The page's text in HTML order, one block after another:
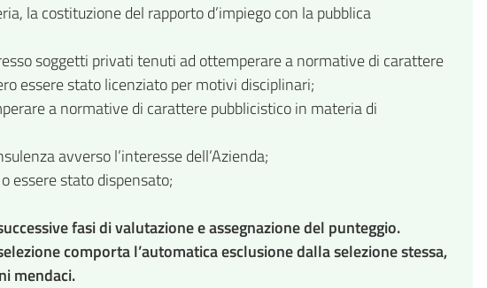
la costituzione del rapporto d’impiego con la pubblica
soggetti privati tenuti ad ottemperare a normative di carattere
essere stato licenziato per motivi disciplinari;
a normative di carattere pubblicistico in materia di
avverso l’interesse dell’Azienda;
essere stato dispensato;
fasi di valutazione e assegnazione del punteggio.
comporta l’automatica esclusione dalla selezione stessa,
mendaci.